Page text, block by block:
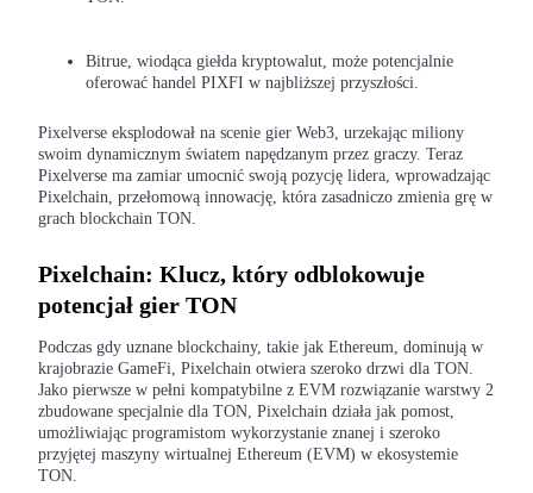
Kontrakty terminowe na USDC
Kopiowanie Transakcji
Dołącz do najlepszych traderów
Bitrue, wiodąca giełda kryptowalut, może potencjalnie
oferować handel PIXFI w najbliższej przyszłości.
Pixelverse eksplodował na scenie gier Web3, urzekając miliony
swoim dynamicznym światem napędzanym przez graczy. Teraz
Pixelverse ma zamiar umocnić swoją pozycję lidera, wprowadzając
Pixelchain, przełomową innowację, która zasadniczo zmienia grę w
grach blockchain TON.
Pixelchain: Klucz, który odblokowuje
potencjał gier TON
Podczas gdy uznane blockchainy, takie jak Ethereum, dominują w
krajobrazie GameFi, Pixelchain otwiera szeroko drzwi dla TON.
Jako pierwsze w pełni kompatybilne z EVM rozwiązanie warstwy 2
zbudowane specjalnie dla TON, Pixelchain działa jak pomost,
umożliwiając programistom wykorzystanie znanej i szeroko
przyjętej maszyny wirtualnej Ethereum (EVM) w ekosystemie
TON.